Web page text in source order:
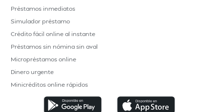
Préstamos inmediatos
Simulador préstamo
Crédito fácil online al instante
Préstamos sin nómina sin aval
Micropréstamos online
Dinero urgente
Minicréditos online rápidos